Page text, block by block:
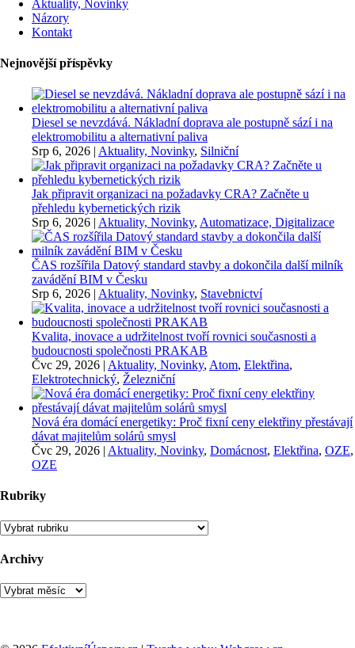
Aktuality, Novinky
Názory
Kontakt
Nejnovější příspěvky
Diesel se nevzdává. Nákladní doprava ale postupně sází i na
elektromobilitu a alternativní paliva
Srp 6, 2026 | Aktuality, Novinky, Silniční
Jak připravit organizaci na požadavky CRA? Začněte u
přehledu kybernetických rizik
Srp 6, 2026 | Aktuality, Novinky, Automatizace, Digitalizace
ČAS rozšířila Datový standard stavby a dokončila další milník
zavádění BIM v Česku
Srp 6, 2026 | Aktuality, Novinky, Stavebnictví
Kvalita, inovace a udržitelnost tvoří rovnici současnosti a
budoucnosti společnosti PRAKAB
Čvc 29, 2026 | Aktuality, Novinky, Atom, Elektřina,
Elektrotechnický, Železniční
Nová éra domácí energetiky: Proč fixní ceny elektřiny přestávají
dávat majitelům solárů smysl
Čvc 29, 2026 | Aktuality, Novinky, Domácnost, Elektřina, OZE,
OZE
Rubriky
Rubriky
Archivy
Archivy